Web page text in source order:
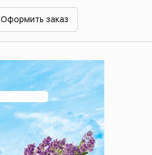
Оформить заказ